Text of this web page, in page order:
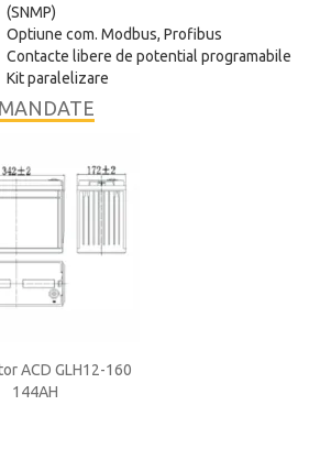
(SNMP)
Optiune com. Modbus, Profibus
Contacte libere de potential programabile
Kit paralelizare
ACD GLH12-160
144AH